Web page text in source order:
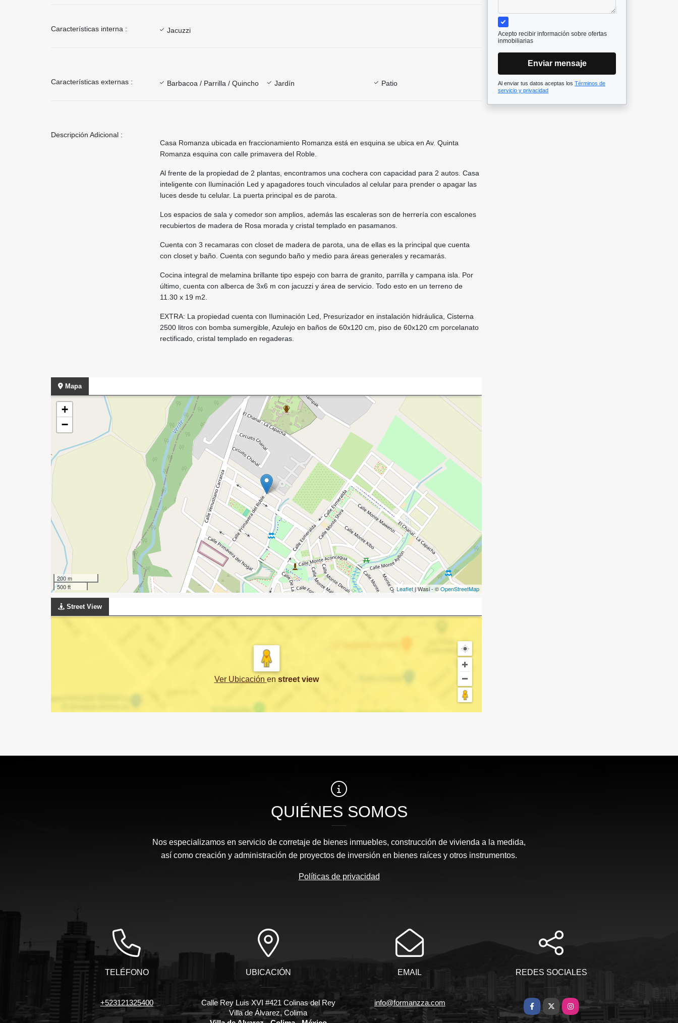
Características interna : Jacuzzi
Características externas : Barbacoa / Parrilla / Quincho Jardín Patio
Descripción Adicional :
Casa Romanza ubicada en fraccionamiento Romanza está en esquina se ubica en Av. Quinta
Romanza esquina con calle primavera del Roble.
Al frente de la propiedad de 2 plantas, encontramos una cochera con capacidad para 2 autos. Casa
inteligente con Iluminación Led y apagadores touch vinculados al celular para prender o apagar las
luces desde tu celular. La puerta principal es de parota.
Los espacios de sala y comedor son amplios, además las escaleras son de herrería con escalones
recubiertos de madera de Rosa morada y cristal templado en pasamanos.
Cuenta con 3 recamaras con closet de madera de parota, una de ellas es la principal que cuenta
con closet y baño. Cuenta con segundo baño y medio para áreas generales y recamarás.
Cocina integral de melamina brillante tipo espejo con barra de granito, parrilla y campana isla. Por
último, cuenta con alberca de 3x6 m con jacuzzi y área de servicio. Todo esto en un terreno de
11.30 x 19 m2.
EXTRA: La propiedad cuenta con Iluminación Led, Presurizador en instalación hidráulica, Cisterna
2500 litros con bomba sumergible, Azulejo en baños de 60x120 cm, piso de 60x120 cm porcelanato
rectificado, cristal templado en regaderas.
Mapa
+
−
200 m
500 ft
Leaflet| Wasi - ©OpenStreetMap
Street View
Ver Ubicación en street view
Acepto recibir información sobre ofertas
inmobiliarias
Enviar mensaje
Al enviar tus datos aceptas los Términos de
servicio y privacidad
QUIÉNES SOMOS
Nos especializamos en servicio de corretaje de bienes inmuebles, construcción de vivienda a la medida,
así como creación y administración de proyectos de inversión en bienes raíces y otros instrumentos.
Políticas de privacidad
TELÉFONO
+523121325400
UBICACIÓN
Calle Rey Luis XVI #421 Colinas del Rey
Villa de Álvarez, Colima
EMAIL
info@formanzza.com
REDES SOCIALES
Facebook
X Instagram